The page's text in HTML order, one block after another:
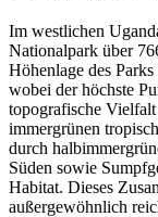
Im westlichen
Nationalpark über
Höhenlage des
wobei der höchste
topografische
immergrünen
durch
Süden sowie
Habitat. Dieses
außergewöhnlich